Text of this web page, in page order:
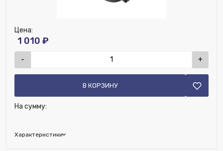
Характеристики
Цена:
1 010 ₽
- +
В КОРЗИНУ
На сумму: